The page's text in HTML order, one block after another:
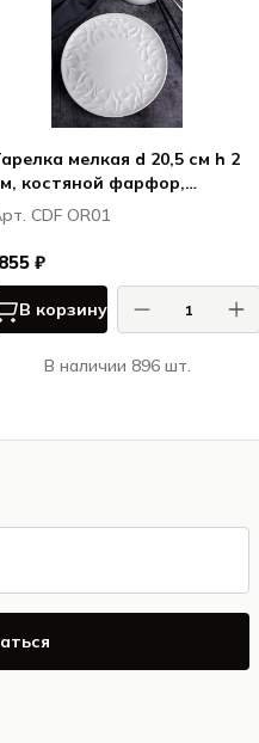
мелкая d 20,5 см h 2
костяной фарфор,
/ Origami
CDF OR01
855 ₽
В корзину
В наличии 896 шт.